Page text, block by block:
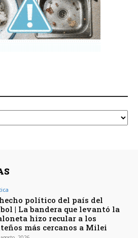
político del país del
| La bandera que levantó la
hizo recular a los
más cercanos a Milei